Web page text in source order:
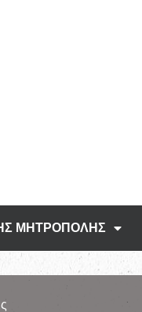
ΜΗΤΡΟΠΟΛΗΣ